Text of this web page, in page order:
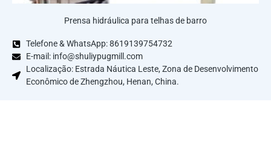
Prensa hidráulica para telhas de barro
Telefone & WhatsApp: 8619139754732
E-mail: info@shuliypugmill.com
Localização: Estrada Náutica Leste, Zona de Desenvolvimento
Econômico de Zhengzhou, Henan, China.